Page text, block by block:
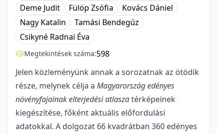
Deme Judit
Fülöp Zsófia
Kovács Dániel
Nagy Katalin
Tamási Bendegúz
Csikyné Radnai Éva
Megtekintések száma:598
Jelen közleményünk annak a sorozatnak az ötödik
része, melynek célja a Magyaror­szág edényes
növényfajainak elterjedési atlaszatérképeinek
kiegészítése, főként aktuális előfordulási
adatokkal. A dolgozat 66 kvadrátban 360 edényes